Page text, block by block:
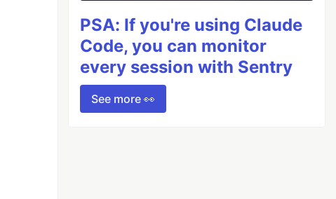
PSA: If you're using Claude
Code, you can monitor
every session with Sentry
See more 👀